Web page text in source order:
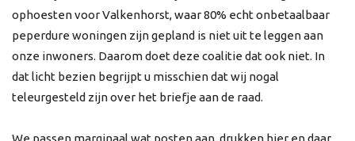
ophoesten voor Valkenhorst, waar 80% echt onbetaalbaar
peperdure woningen zijn gepland is niet uit te leggen aan
onze inwoners. Daarom doet deze coalitie dat ook niet. In
dat licht bezien begrijpt u misschien dat wij nogal
teleurgesteld zijn over het briefje aan de raad.
We passen marginaal wat posten aan, drukken hier en daar